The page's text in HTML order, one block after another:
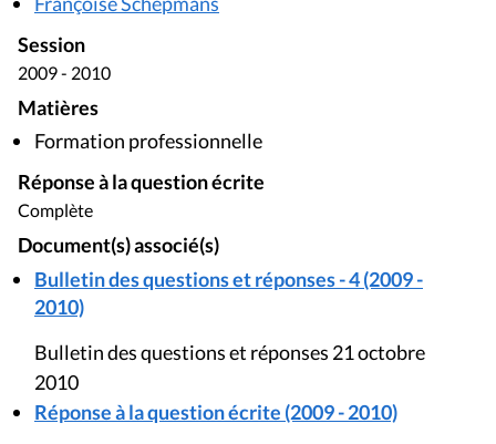
Session
2009 - 2010
Matières
Formation professionnelle
Réponse à la question écrite
Complète
Document(s) associé(s)
Bulletin des questions et réponses - 4 (2009 -
2010)
Bulletin des questions et réponses 21 octobre
2010
Réponse à la question écrite (2009 - 2010)